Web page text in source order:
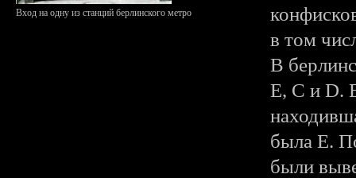
Вход на одну из станций берлинского метро
в том
В
Е, C и D.
была E.
были